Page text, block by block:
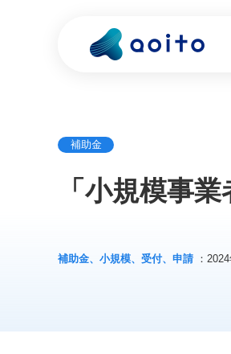
補助金
「小規模事
補助金、小規模、受付、申請 ：